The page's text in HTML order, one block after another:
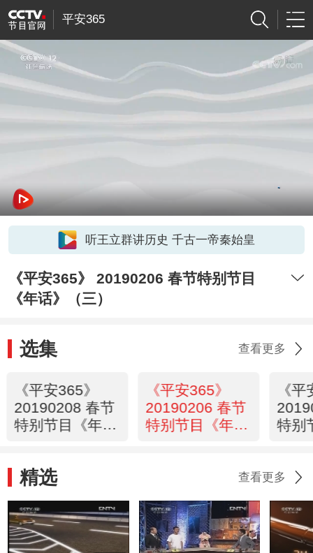
平安365
听王立群讲历史 千古一帝秦始皇
《平安365》 20190206 春节特别节目
《年话》（三）
选集 查看更多
《平安365》
20190208 春节
特别节目《年
《平安365》
20190206 春节
特别节目《年
《
特别
精选 查看更多